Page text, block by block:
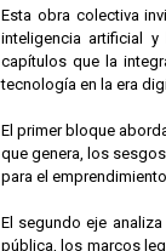
Esta obra colectiva
inteligencia artificial
capítulos que la
tecnología en la era
El primer bloque
que genera, los
para el
El segundo eje
pública, los marcos